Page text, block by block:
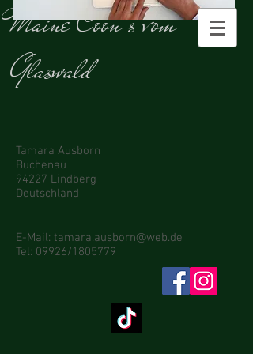
MaineCoon's vom
Glaswald
Tamara Ausborn
Buchenau
94227 Lindberg
Deutschland
E-Mail: tamara.ausborn@web.de
Tel: 09926/1805779